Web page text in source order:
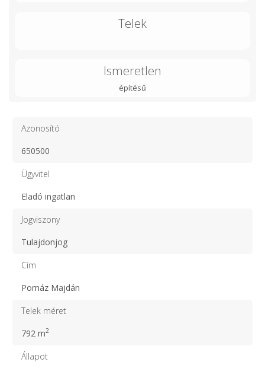
Telek
Ismeretlen
építésű
Azonosító
650500
Ügyvitel
Eladó ingatlan
Jogviszony
Tulajdonjog
Cím
Pomáz Majdán
Telek méret
792 m2
Állapot